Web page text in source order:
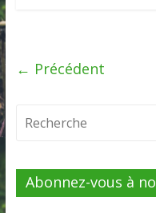
← Précédent
Abonnez-vous à